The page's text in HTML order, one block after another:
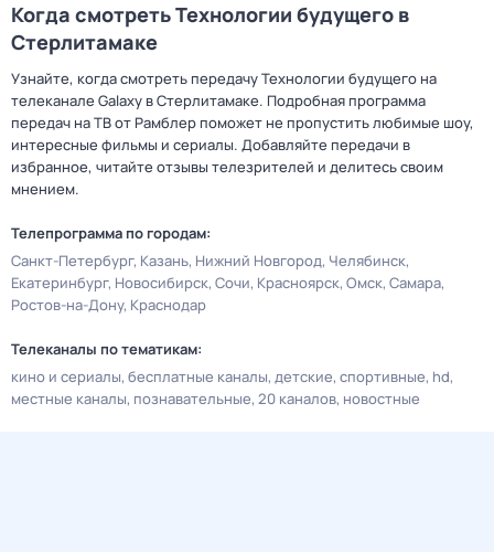
Когда смотреть Технологии будущего в
Стерлитамаке
Узнайте, когда смотреть передачу Технологии будущего на
телеканале Galaxy в Стерлитамаке. Подробная программа
передач на ТВ от Рамблер поможет не пропустить любимые шоу,
интересные фильмы и сериалы. Добавляйте передачи в
избранное, читайте отзывы телезрителей и делитесь своим
мнением.
Телепрограмма по городам:
Санкт-Петербург Казань Нижний Новгород Челябинск
Екатеринбург Новосибирск Сочи Красноярск Омск Самара
Ростов-на-Дону Краснодар
Телеканалы по тематикам:
кино и сериалы бесплатные каналы детские спортивные hd
местные каналы познавательные 20 каналов новостные